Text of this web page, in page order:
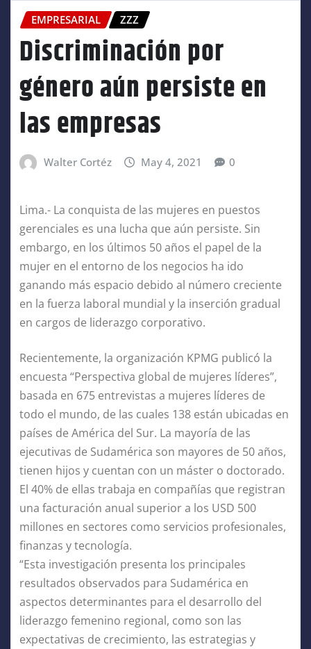
EMPRESARIAL ZZZ
Discriminación por
género aún persiste en
las empresas
Walter Cortéz May 4, 2021 0
Lima.- La conquista de las mujeres en puestos
gerenciales es una lucha que aún persiste. Sin
embargo, en los últimos 50 años el papel de la
mujer en el entorno de los negocios ha ido
ganando más espacio debido al número creciente
en la fuerza laboral mundial y la inserción gradual
en cargos de liderazgo corporativo.
Recientemente, la organización KPMG publicó la
encuesta “Perspectiva global de mujeres líderes”,
basada en 675 entrevistas a mujeres líderes de
todo el mundo, de las cuales 138 están ubicadas en
países de América del Sur. La mayoría de las
ejecutivas de Sudamérica son mayores de 50 años,
tienen hijos y cuentan con un máster o doctorado.
El 40% de ellas trabaja en compañías que registran
una facturación anual superior a los USD 500
millones en sectores como servicios profesionales,
finanzas y tecnología.
“Esta investigación presenta los principales
resultados observados para Sudamérica en
aspectos determinantes para el desarrollo del
liderazgo femenino regional, como son las
expectativas de crecimiento, las estrategias y